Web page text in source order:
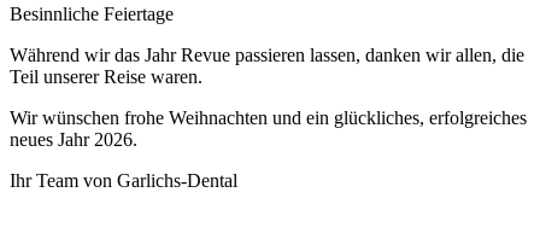
Besinnliche Feiertage
Während wir das Jahr Revue passieren lassen, danken wir allen, die
Teil unserer Reise waren.
Wir wünschen frohe Weihnachten und ein glückliches, erfolgreiches
neues Jahr 2026.
Ihr Team von Garlichs-Dental